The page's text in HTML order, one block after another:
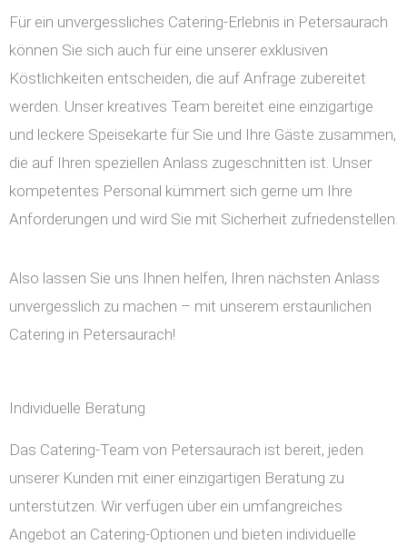
Für ein unvergessliches Catering-Erlebnis in Petersaurach
können Sie sich auch für eine unserer exklusiven
Köstlichkeiten entscheiden, die auf Anfrage zubereitet
werden. Unser kreatives Team bereitet eine einzigartige
und leckere Speisekarte für Sie und Ihre Gäste zusammen,
die auf Ihren speziellen Anlass zugeschnitten ist. Unser
kompetentes Personal kümmert sich gerne um Ihre
Anforderungen und wird Sie mit Sicherheit zufriedenstellen.
Also lassen Sie uns Ihnen helfen, Ihren nächsten Anlass
unvergesslich zu machen – mit unserem erstaunlichen
Catering in Petersaurach!
Individuelle Beratung
Das Catering-Team von Petersaurach ist bereit, jeden
unserer Kunden mit einer einzigartigen Beratung zu
unterstützen. Wir verfügen über ein umfangreiches
Angebot an Catering-Optionen und bieten individuelle